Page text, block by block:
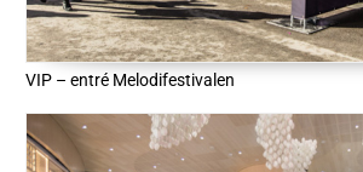
VIP – entré Melodifestivalen